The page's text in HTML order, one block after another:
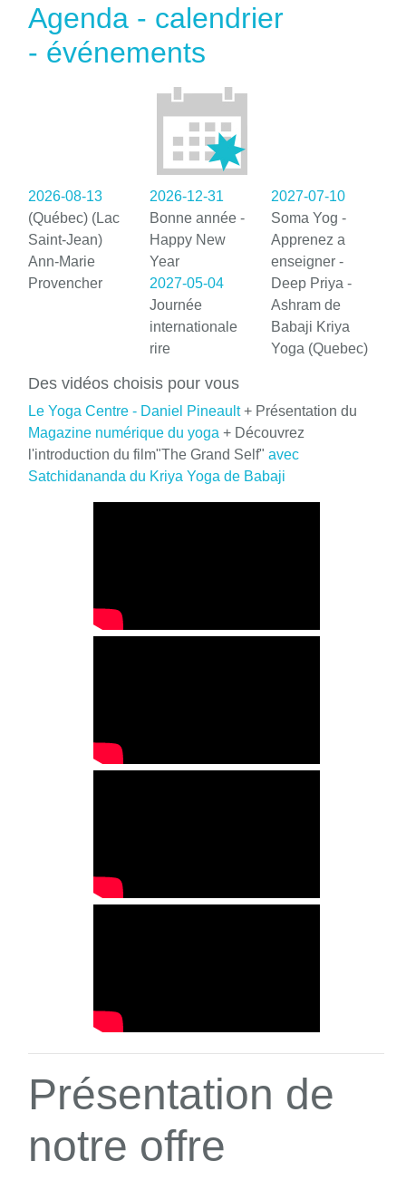
Agenda - calendrier
- événements
2026-08-13
(Québec) (Lac
Saint-Jean)
Ann-Marie
Provencher
2026-12-31
Bonne année -
Happy New
Year
2027-05-04
Journée
internationale
rire
2027-07-10
Soma Yog -
Apprenez a
enseigner -
Deep Priya -
Ashram de
Babaji Kriya
Yoga (Quebec)
Des vidéos choisis pour vous
Le Yoga Centre - Daniel Pineault+ Présentation du
Magazine numérique du yoga + Découvrez
l'introduction du film"The Grand Self" avec
Satchidananda du Kriya Yoga de Babaji
Présentation de
notre offre